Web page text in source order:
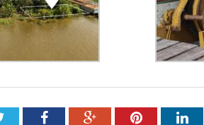
TwitterFacebookGoogle+Pinterest